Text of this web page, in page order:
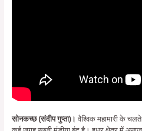
सोनकच्छ (संदीप गुप्ता)। वैश्विक महामारी के